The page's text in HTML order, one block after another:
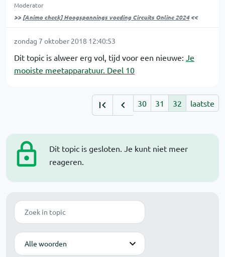
Dit topic is gesloten. Je kunt niet meer
reageren.
Zoek
Modus
Moderator
>> [Animo check] Hoogspannings voeding Circuits Online 2024<<
zondag 7 oktober 2018 12:40:53
Dit topic is alweer erg vol, tijd voor een nieuwe: Je
mooiste meetapparatuur. Deel 10
30 31 32 laatste